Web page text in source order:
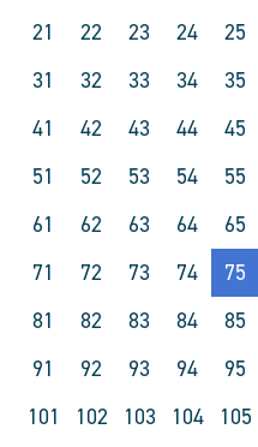
21
22 23 24 25
31
32 33 34 35
41
42 43 44 45
51
52 53 54 55
61
62 63 64 65
71
72 73 74 75
81
82 83 84 85
91
92 93 94 95
101
102 103 104 105